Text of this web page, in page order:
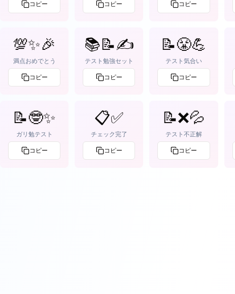
コピー コピー コピー
💯✨🎉
満点おめでとう
コピー
📚📝✍
テスト勉強セット
コピー
📝😤💪
テスト気合い
コピー
📝🤓✨
ガリ勉テスト
コピー
📋✅
チェック完了
コピー
📝❌💦
テスト不正解
コピー